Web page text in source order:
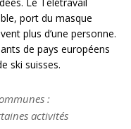
port du masque
plus d’une personne.
de pays européens
ski suisses.
:
activités